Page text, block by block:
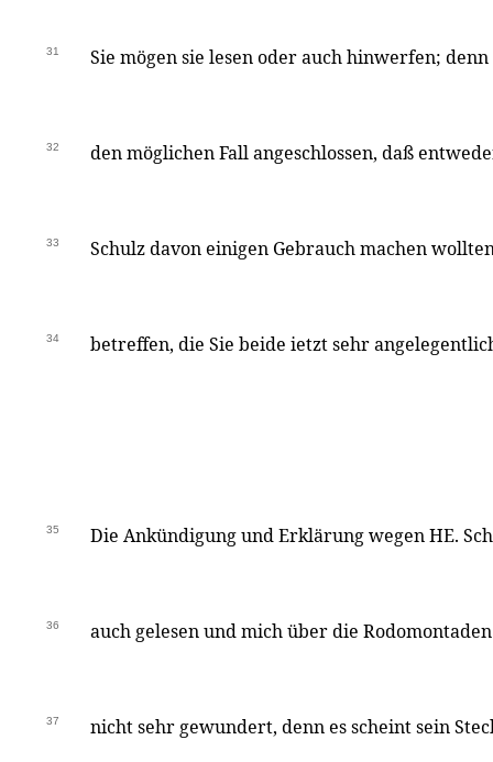
31 Sie mögen sie lesen oder auch hinwerfen;
32 den möglichen Fall angeschlossen, daß
33 Schulz davon einigen Gebrauch machen
34 betreffen, die Sie beide ietzt sehr
35 Die Ankündigung und Erklärung wegen HE.
36 auch gelesen und mich über die
37 nicht sehr gewundert, denn es scheint sein